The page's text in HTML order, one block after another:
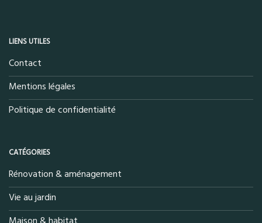
LIENS UTILES
Contact
Mentions légales
Politique de confidentialité
CATÉGORIES
Rénovation & aménagement
Vie au jardin